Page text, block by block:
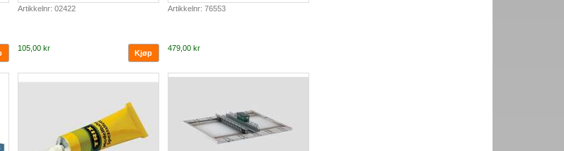
Artikkelnr: 02422
105,00 kr
Artikkelnr: 76553
479,00 kr